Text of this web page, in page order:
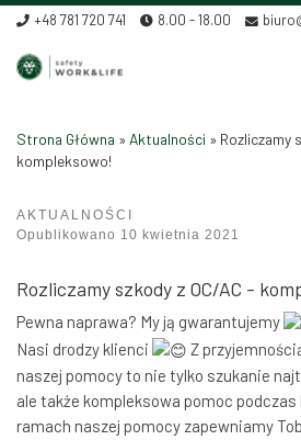
Skip to content
+48 781 720 741 8.00 - 18.00
Strona Główna » Aktualności » Rozliczamy
kompleksowo!
AKTUALNOŚCI
Opublikowano 10 kwietnia 2021
Rozliczamy szkody z OC/AC -
Pewna naprawa? My ją gwarantujemy
Nasi drodzy klienci
Z
naszej pomocy to nie tylko szukanie
ale także kompleksowa pomoc podczas
ramach naszej pomocy zapewniamy